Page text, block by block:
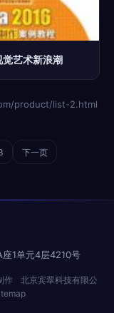
艺术新浪潮
product/list-2.html
下一页
1单元4层4210号
作
北京宾翠科技有限公